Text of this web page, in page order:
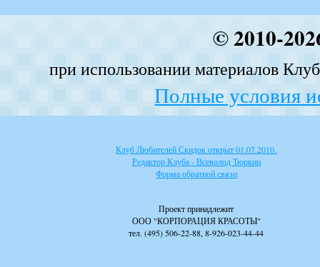
© 2010-
при использовании материалов
Полные условия
Клуб Любителей Скидок открыт 01.07.2010.
Редактор Клуба - Всеволод Тюркин
Форма обратной связи
Проект принадлежит
ООО "КОРПОРАЦИЯ КРАСОТЫ"
тел. (495) 506-22-88, 8-926-023-44-44